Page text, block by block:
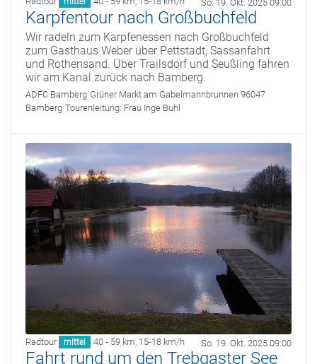
So. 19. Okt. 2025 09:00
Karpfentour nach Großbuchfeld
Wir radeln zum Karpfenessen nach Großbuchfeld
zum Gasthaus Weber über Pettstadt, Sassanfahrt
und Rothensand. Über Trailsdorf und Seußling fahren
wir am Kanal zurück nach Bamberg.
ADFC Bamberg Grüner Markt am Gabelmannbrunnen 96047
Bamberg Tourenleitung: Frau Inge Buhl
Radtour mittel 40 - 59 km, 15-18 km/h So. 19. Okt. 2025 09:00
Fahrt rund um den Trebgaster See